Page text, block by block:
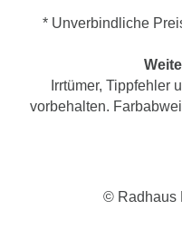
* Unverbindliche
Irrtümer, Tippfehler
vorbehalten.
© Radhaus